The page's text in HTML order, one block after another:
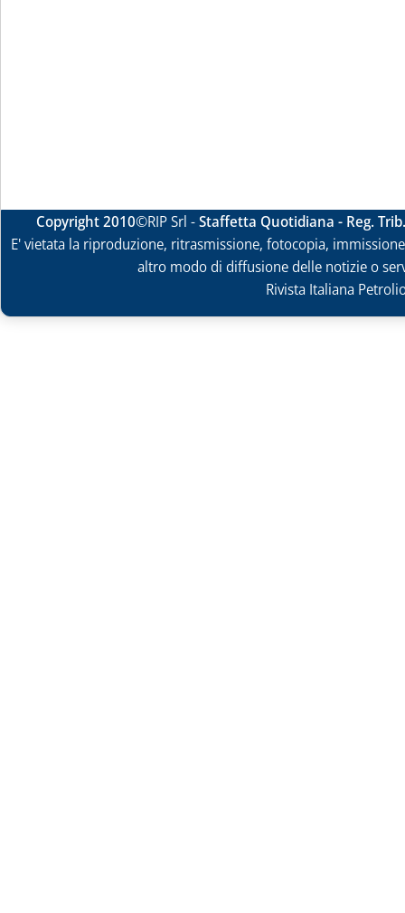
Copyright 2010©RIP Srl -Staffetta Quotidiana - Reg.
E' vietata la riproduzione, ritrasmissione, fotocopia,
altro modo di diffusione delle notizie o
Rivista Italiana